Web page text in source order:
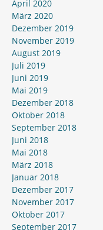
April 2020
März 2020
Dezember 2019
November 2019
August 2019
Juli 2019
Juni 2019
Mai 2019
Dezember 2018
Oktober 2018
September 2018
Juni 2018
Mai 2018
März 2018
Januar 2018
Dezember 2017
November 2017
Oktober 2017
September 2017